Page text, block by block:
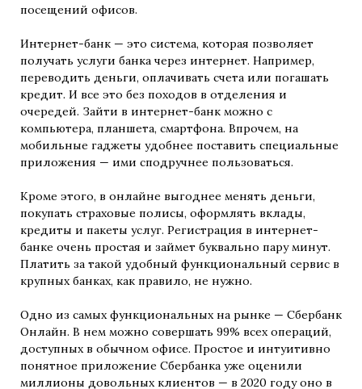
посещений офисов.
Интернет-банк — это система, которая позволяет
получать услуги банка через интернет. Например,
переводить деньги, оплачивать счета или погашать
кредит. И все это без походов в отделения и
очередей. Зайти в интернет-банк можно с
компьютера, планшета, смартфона. Впрочем, на
мобильные гаджеты удобнее поставить специальные
приложения — ими сподручнее пользоваться.
Кроме этого, в онлайне выгоднее менять деньги,
покупать страховые полисы, оформлять вклады,
кредиты и пакеты услуг. Регистрация в интернет-
банке очень простая и займет буквально пару минут.
Платить за такой удобный функциональный сервис в
крупных банках, как правило, не нужно.
Одно из самых функциональных на рынке — Сбербанк
Онлайн. В нем можно совершать 99% всех операций,
доступных в обычном офисе. Простое и интуитивно
понятное приложение Сбербанка уже оценили
миллионы довольных клиентов — в 2020 году оно в